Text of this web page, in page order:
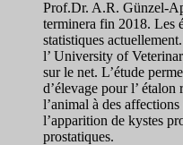
Prof.Dr. A.R. Günzel-
terminera fin 2018. Les
statistiques
l’ University of
sur le net. L’étude
d’élevage pour l’
l’animal à des
l’apparition de kystes
prostatiques.